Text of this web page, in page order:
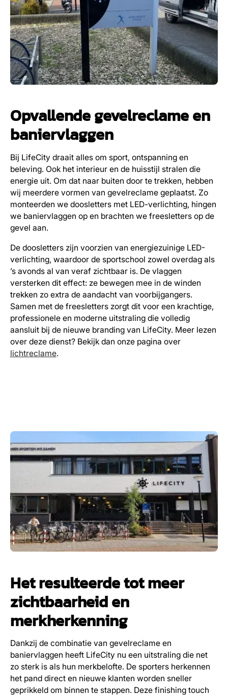
Opvallende gevelreclame en
baniervlaggen
Bij LifeCity draait alles om sport, ontspanning en
beleving. Ook het interieur en de huisstijl stralen die
energie uit. Om dat naar buiten door te trekken, hebben
wij meerdere vormen van gevelreclame geplaatst. Zo
monteerden we doosletters met LED-verlichting, hingen
we baniervlaggen op en brachten we freesletters op de
gevel aan.
De doosletters zijn voorzien van energiezuinige LED-
verlichting, waardoor de sportschool zowel overdag als
’s avonds al van veraf zichtbaar is. De vlaggen
versterken dit effect: ze bewegen mee in de winden
trekken zo extra de aandacht van voorbijgangers.
Samen met de freesletters zorgt dit voor een krachtige,
professionele en moderne uitstraling die volledig
aansluit bij de nieuwe branding van LifeCity. Meer lezen
over deze dienst? Bekijk dan onze pagina over
lichtreclame.
Het resulteerde tot meer
zichtbaarheid en
merkherkenning
Dankzij de combinatie van gevelreclame en
baniervlaggen heeft LifeCity nu een uitstraling die net
zo sterk is als hun merkbelofte. De sporters herkennen
het pand direct en nieuwe klanten worden sneller
geprikkeld om binnen te stappen. Deze finishing touch